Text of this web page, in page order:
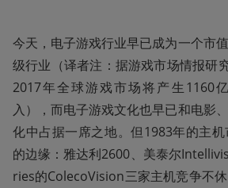
今天，电子游戏行业早已成为一个市
级行业（译者注：据游戏市场情报研
2017年全球游戏市场将产生1160
入），而电子游戏文化也早已和电影
化中占据一席之地。但1983年的主
的边缘：雅达利2600、美泰尔
ries的ColecoVision三家主机竞争不